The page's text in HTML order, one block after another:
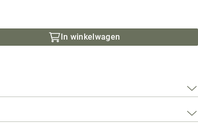
Loods 5
Alle
In winkelwagen